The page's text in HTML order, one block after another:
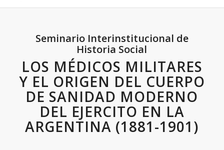
Seminario Interinstitucional de
Historia Social
LOS MÉDICOS MILITARES
Y EL ORIGEN DEL CUERPO
DE SANIDAD MODERNO
DEL EJERCITO EN LA
ARGENTINA (1881-1901)